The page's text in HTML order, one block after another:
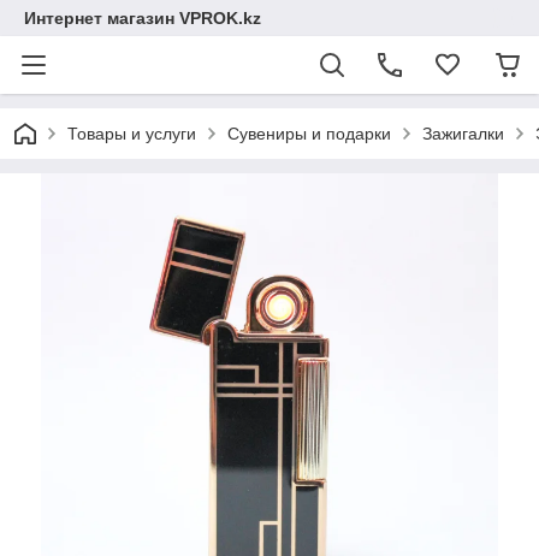
Интернет магазин VPROK.kz
Товары и услуги Сувениры и подарки Зажигалки